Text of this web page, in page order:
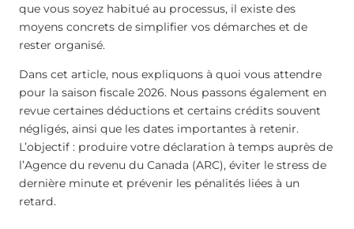
que vous soyez habitué au processus, il existe des
moyens concrets de simplifier vos démarches et de
rester organisé.
Dans cet article, nous expliquons à quoi vous attendre
pour la saison fiscale 2026. Nous passons également en
revue certaines déductions et certains crédits souvent
négligés, ainsi que les dates importantes à retenir.
L’objectif : produire votre déclaration à temps auprès de
l’Agence du revenu du Canada (ARC), éviter le stress de
dernière minute et prévenir les pénalités liées à un
retard.